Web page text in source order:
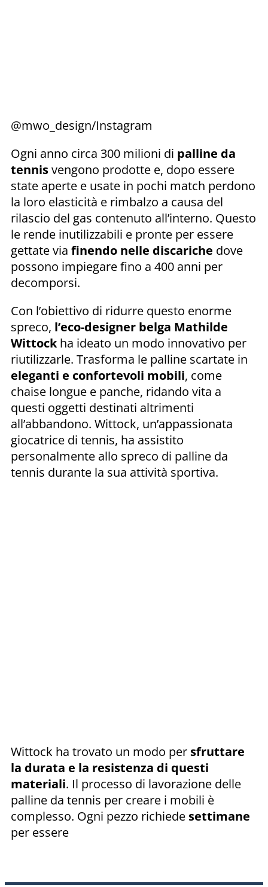
@mwo_design/Instagram
Ogni anno circa 300 milioni di palline da
tennisvengono prodotte e, dopo essere
state aperte e usate in pochi match perdono
la loro elasticità e rimbalzo a causa del
rilascio del gas contenuto all’interno. Questo
le rende inutilizzabili e pronte per essere
gettate via finendo nelle discariche dove
possono impiegare fino a 400 anni per
decomporsi.
Con l’obiettivo di ridurre questo enorme
spreco, l’eco-designer belga Mathilde
Wittockha ideato un modo innovativo per
riutilizzarle. Trasforma le palline scartate in
eleganti e confortevoli mobili, come
chaise longue e panche, ridando vita a
questi oggetti destinati altrimenti
all’abbandono. Wittock, un’appassionata
giocatrice di tennis, ha assistito
personalmente allo spreco di palline da
tennis durante la sua attività sportiva.
Wittock ha trovato un modo per sfruttare
la durata e la resistenza di questi
materiali. Il processo di lavorazione delle
palline da tennis per creare i mobili è
complesso. Ogni pezzo richiede settimane
per essere